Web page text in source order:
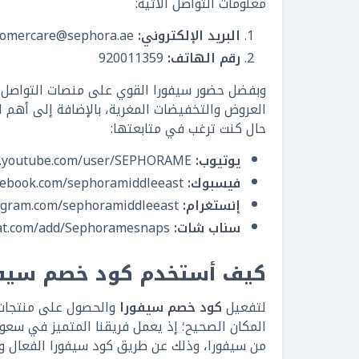
البريد الإلكتروني:
رقم الهاتف:
وبفضل حضور سيفورا القوي على منصات التواصل
العروض والتخفيضات المغرية، بالإضافة إلى
حال كنت ترغب في متابعتها:
يوتيوب:
فيسبوك:
إنستغرام:
سناب شات:
كيف أستخدم كود خصم
لتفعيلكود خصم سيفورا
المكان الصحيح؛ إذ يعمل فريقنا المتميز في
من سيفورا، وذلك عن طريق كود سيفورا الفعال